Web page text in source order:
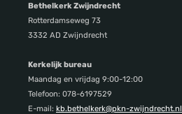
Bethelkerk Zwijndrecht
Rotterdamseweg 73
3332 AD Zwijndrecht
Kerkelijk bureau
Maandag en vrijdag 9:00-12:00
Telefoon: 078-6197529
E-mail: kb.bethelkerk@pkn-zwijndrecht.nl